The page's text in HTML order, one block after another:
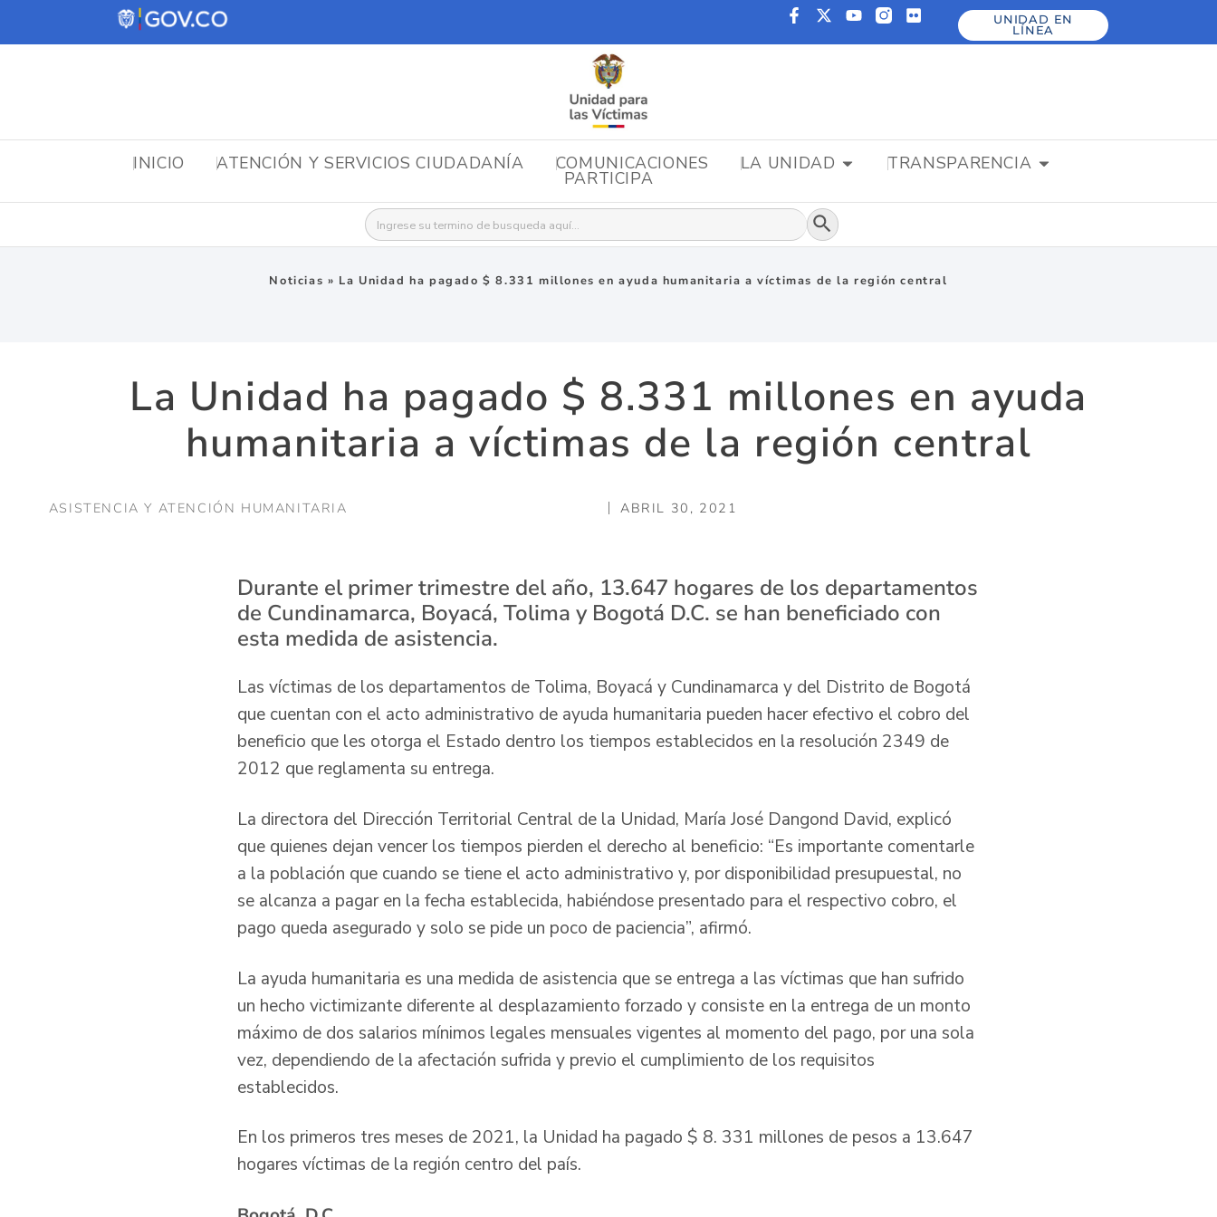
UNIDAD EN
LÍNEA
INICIO ATENCIÓN Y SERVICIOS CIUDADANÍA COMUNICACIONES LA UNIDAD TRANSPARENCIA
PARTICIPA
Buscar: Botón de búsqueda
Noticias » La Unidad ha pagado $ 8.331 millones en ayuda humanitaria a víctimas de la región central
La Unidad ha pagado $ 8.331 millones en ayuda
humanitaria a víctimas de la región central
ASISTENCIA Y ATENCIÓN HUMANITARIA ABRIL 30, 2021
Durante el primer trimestre del año, 13.647 hogares de los departamentos
de Cundinamarca, Boyacá, Tolima y Bogotá D.C. se han beneficiado con
esta medida de asistencia.
Las víctimas de los departamentos de Tolima, Boyacá y Cundinamarca y del Distrito de Bogotá
que cuentan con el acto administrativo de ayuda humanitaria pueden hacer efectivo el cobro del
beneficio que les otorga el Estado dentro los tiempos establecidos en la resolución 2349 de
2012 que reglamenta su entrega.
La directora del Dirección Territorial Central de la Unidad, María José Dangond David, explicó
que quienes dejan vencer los tiempos pierden el derecho al beneficio: “Es importante comentarle
a la población que cuando se tiene el acto administrativo y, por disponibilidad presupuestal, no
se alcanza a pagar en la fecha establecida, habiéndose presentado para el respectivo cobro, el
pago queda asegurado y solo se pide un poco de paciencia”, afirmó.
La ayuda humanitaria es una medida de asistencia que se entrega a las víctimas que han sufrido
un hecho victimizante diferente al desplazamiento forzado y consiste en la entrega de un monto
máximo de dos salarios mínimos legales mensuales vigentes al momento del pago, por una sola
vez, dependiendo de la afectación sufrida y previo el cumplimiento de los requisitos
establecidos.
En los primeros tres meses de 2021, la Unidad ha pagado $ 8. 331 millones de pesos a 13.647
hogares víctimas de la región centro del país.